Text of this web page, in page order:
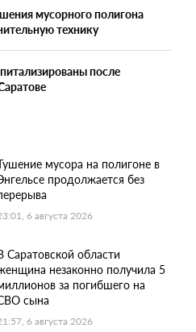
мусорного полигона
технику
после
мусора на полигоне в
продолжается без
6 августа 2026
Саратовской области
незаконно получила 5
за погибшего на
сына
6 августа 2026